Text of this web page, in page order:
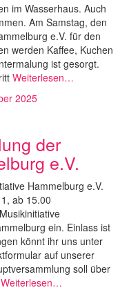
im Wasserhaus. Auch
Am Samstag, den
e.V. für den
werden Kaffee, Kuchen
ist gesorgt.
Weiterlesen…
2025
der
e.V.
Hammelburg e.V.
ab 15.00
ein. Einlass ist
könnt ihr uns unter
auf unserer
soll über
Weiterlesen…